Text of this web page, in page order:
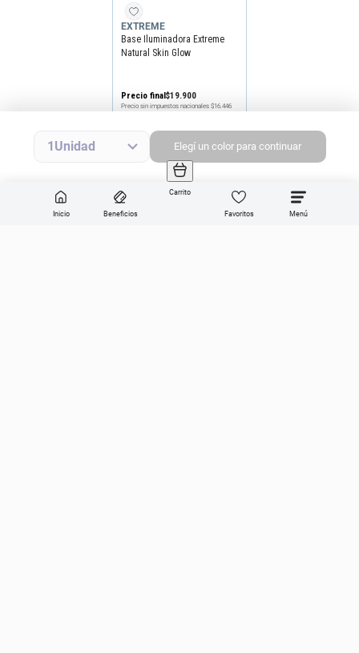
Inicio Beneficios
Carrito
Favoritos
1 Elegí un color para continuar
EXTREME
Base Iluminadora Extreme
Natural Skin Glow
Precio final$19.900
Precio sin impuestos nacionales $16.446
Agregar producto